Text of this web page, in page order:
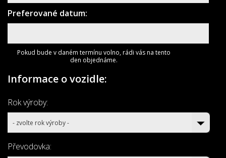
Preferované datum:
Pokud bude v daném termínu volno, rádi vás na tento
den objednáme.
Informace o vozidle:
Rok výroby:
- zvolte rok výroby -
Převodovka: